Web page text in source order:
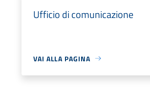
Ufficio di comunicazione
VAI ALLA PAGINA